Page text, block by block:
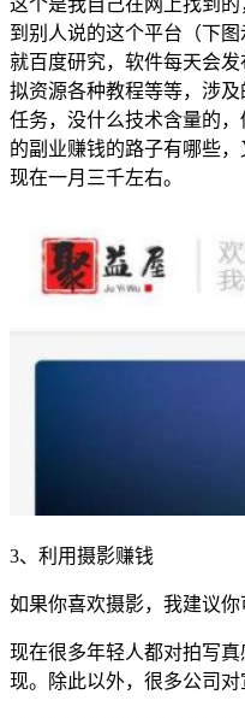
这个是我自己在网上找到
到别人说的这个平台（下
就百度研究，软件每天会
拟资源各种教程等等，涉
任务，没什么技术含量的
的副业赚钱的路子有哪些
现在一月三千左右。
3、利用摄影赚钱
如果你喜欢摄影，我建议你
现在很多年轻人都对拍写
现。除此以外，很多公司对